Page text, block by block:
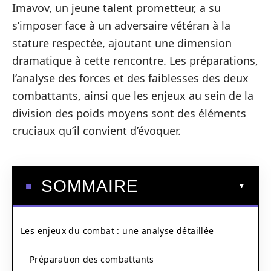
Imavov, un jeune talent prometteur, a su
s’imposer face à un adversaire vétéran à la
stature respectée, ajoutant une dimension
dramatique à cette rencontre. Les préparations,
l’analyse des forces et des faiblesses des deux
combattants, ainsi que les enjeux au sein de la
division des poids moyens sont des éléments
cruciaux qu’il convient d’évoquer.
SOMMAIRE
Les enjeux du combat : une analyse détaillée
Préparation des combattants